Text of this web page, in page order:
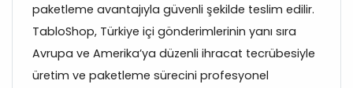
paketleme avantajıyla güvenli şekilde teslim edilir.
TabloShop, Türkiye içi gönderimlerinin yanı sıra
Avrupa ve Amerika’ya düzenli ihracat tecrübesiyle
üretim ve paketleme sürecini profesyonel